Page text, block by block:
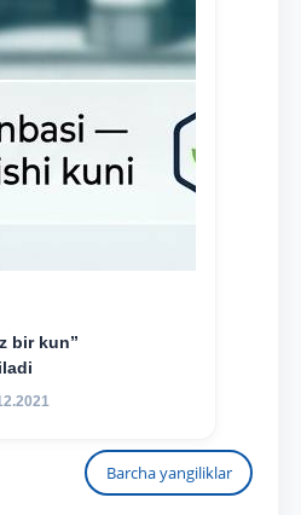
bir kun”
Barcha yangiliklar